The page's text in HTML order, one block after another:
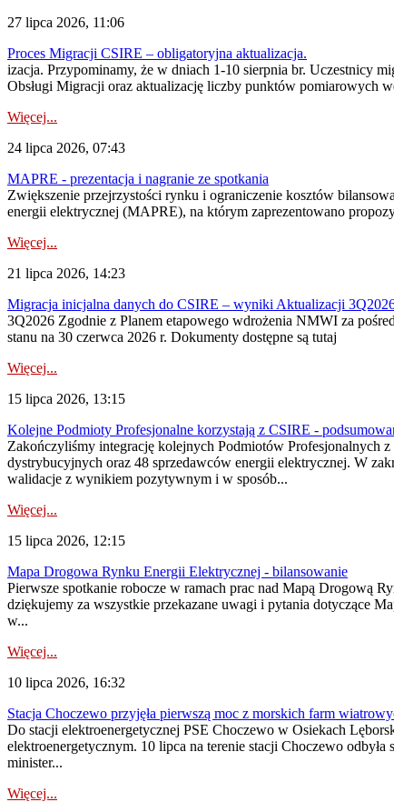
27 lipca 2026, 11:06
Proces Migracji CSIRE – obligatoryjna aktualizacja.
izacja. Przypominamy, że w dniach 1-10 sierpnia br. Uczestnicy
Obsługi Migracji oraz aktualizację liczby punktów pomiarowych
Więcej...
24 lipca 2026, 07:43
MAPRE - prezentacja i nagranie ze spotkania
Zwiększenie przejrzystości rynku i ograniczenie kosztów
energii elektrycznej (MAPRE), na którym zaprezentowano
Więcej...
21 lipca 2026, 14:23
Migracja inicjalna danych do CSIRE – wyniki Aktualizacji
3Q2026 Zgodnie z Planem etapowego wdrożenia NMWI za
stanu na 30 czerwca 2026 r. Dokumenty dostępne są tutaj
Więcej...
15 lipca 2026, 13:15
Kolejne Podmioty Profesjonalne korzystają z CSIRE -
Zakończyliśmy integrację kolejnych Podmiotów Profesjonalnych
dystrybucyjnych oraz 48 sprzedawców energii elektrycznej. W
walidacje z wynikiem pozytywnym i w sposób...
Więcej...
15 lipca 2026, 12:15
Mapa Drogowa Rynku Energii Elektrycznej - bilansowanie
Pierwsze spotkanie robocze w ramach prac nad Mapą Drogową
dziękujemy za wszystkie przekazane uwagi i pytania dotyczące
w...
Więcej...
10 lipca 2026, 16:32
Stacja Choczewo przyjęła pierwszą moc z morskich farm
Do stacji elektroenergetycznej PSE Choczewo w Osiekach
elektroenergetycznym. 10 lipca na terenie stacji Choczewo
minister...
Więcej...